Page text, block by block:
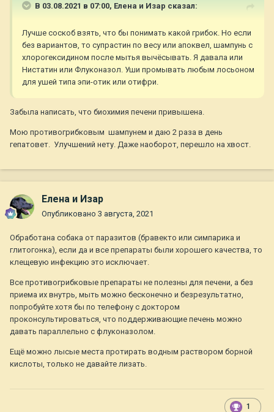
В 03.08.2021 в 07:00, Елена и Изар сказал:
Лучше соскоб взять, что бы понимать какой грибок. Но если
без вариантов, то супрастин по весу или апоквел, шампунь с
хлорогексидином после мытья вычёсывать. Я давала или
Нистатин или Флуконазол. Уши промывать любым лосьоном
для ушей типа эпи-отик или отифри.
Забыла написать, что биохимия печени привышена.
Мою противогрибковым шампунем и даю 2 раза в день
гепатовет. Улучшений нету. Даже наоборот, перешло на хвост.
Елена и Изар
Опубликовано 3 августа, 2021
Обработана собака от паразитов (бравекто или симпарика и
глитогонка), если да и все препараты были хорошего качества, то
клещевую инфекцию это исключает.
Все противогрибковые препараты не полезны для печени, а без
приема их внутрь, мыть можно бесконечно и безрезультатно,
попробуйте хотя бы по телефону с доктором
проконсультироваться, что поддерживающие печень можно
давать параллельно с флуконазолом.
Ещё можно лысые места протирать водным раствором борной
кислоты, только не давайте лизать.
1